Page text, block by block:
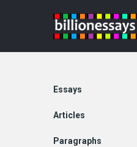
Billion
Essays
Explore
Essays
Articles
Paragraphs